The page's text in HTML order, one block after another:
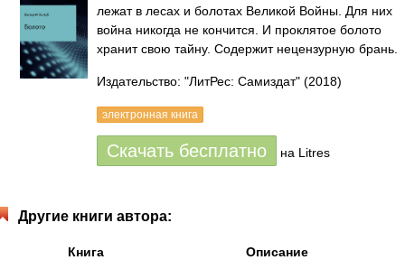
лежат в лесах и болотах Великой Войны. Для них
война никогда не кончится. И проклятое болото
хранит свою тайну. Содержит нецензурную брань.
Издательство: "ЛитРес: Самиздат" (2018)
электронная книга
Скачать бесплатно на Litres
Другие книги автора:
Книга
Описание